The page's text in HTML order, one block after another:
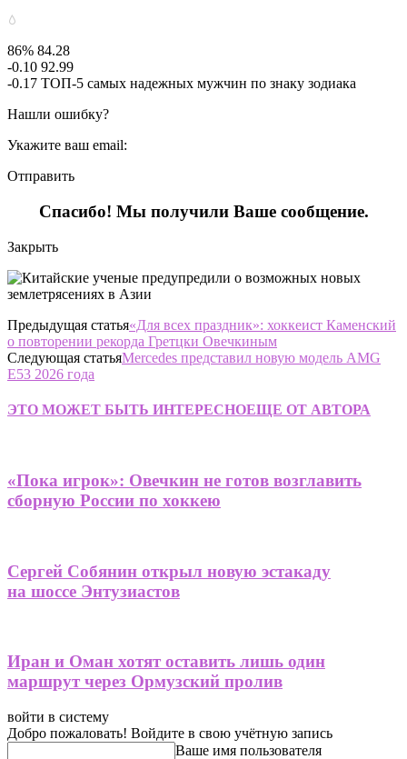
86% 84.28
-0.10 92.99
-0.17 ТОП-5 самых надежных мужчин по знаку зодиака
Нашли ошибку?
Укажите ваш email:
Отправить
Спасибо! Мы получили Ваше сообщение.
Закрыть
Предыдущая статья«Для всех праздник»: хоккеист Каменский
о повторении рекорда Гретцки Овечкиным
Следующая статьяMercedes представил новую модель AMG
E53 2026 года
ЭТО МОЖЕТ БЫТЬ ИНТЕРЕСНОЕЩЕ ОТ АВТОРА
«Пока игрок»: Овечкин не готов возглавить
сборную России по хоккею
Сергей Собянин открыл новую эстакаду
на шоссе Энтузиастов
Иран и Оман хотят оставить лишь один
маршрут через Ормузский пролив
войти в систему
Добро пожаловать! Войдите в свою учётную запись
Ваше имя пользователя